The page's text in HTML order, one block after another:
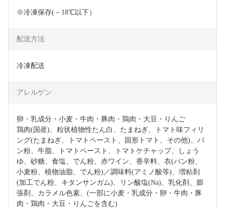
※冷凍保存(－18℃以下）
配送方法
冷凍配送
アレルゲン
卵・乳成分・小麦・牛肉・豚肉・鶏肉・大豆・りんご
鶏肉(国産)、粒状植物性たん白、たまねぎ、トマト味フィリ
ング(たまねぎ、トマトペースト、固形トマト、その他)、パ
ン粉、牛脂、トマトペースト、トマトケチャップ、しょう
ゆ、砂糖、食塩、でん粉、赤ワイン、香辛料、衣(パン粉、
小麦粉、植物油脂、でん粉)／調味料(アミノ酸等)、増粘剤
(加工でん粉、キタンサンガム)、リン酸塩(Na)、乳化剤、膨
張剤、カラメル色素、(一部に小麦・乳成分・卵・牛肉・豚
肉・鶏肉・大豆・りんごを含む)